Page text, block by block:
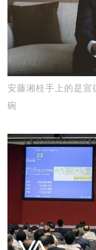
安藤湘桂手上的是
碗